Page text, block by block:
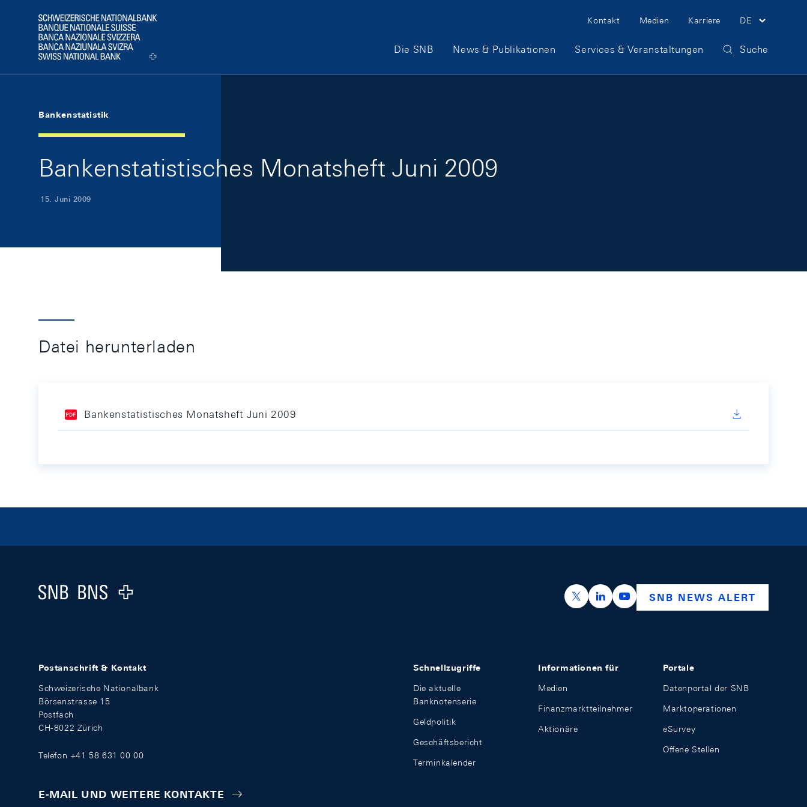
Logo
Meta Navigation
Kontakt Medien Karriere DE
Hauptnavigation
Die SNB News & Publikationen Services & Veranstaltungen Suche
Bankenstatistik
Bankenstatistisches Monatsheft Juni 2009
15. Juni 2009
Datei herunterladen
Bankenstatistisches Monatsheft Juni 2009
Logo
https://x.com/snb_bns
https://ch.linkedin.com/company/swiss-
https://www.youtube.com/
SNB NEWS ALERT
Postanschrift & Kontakt
Schweizerische Nationalbank
Börsenstrasse 15
Postfach
CH-8022 Zürich
Telefon +41 58 631 00 00
E-MAIL UND WEITERE KONTAKTE
Schnellzugriffe
Die aktuelle
Banknotenserie
Geldpolitik
Geschäftsbericht
Terminkalender
Informationen für
Medien
Finanzmarktteilnehmer
Aktionäre
Portale
Datenportal der SNB
Marktoperationen
eSurvey
Offene Stellen